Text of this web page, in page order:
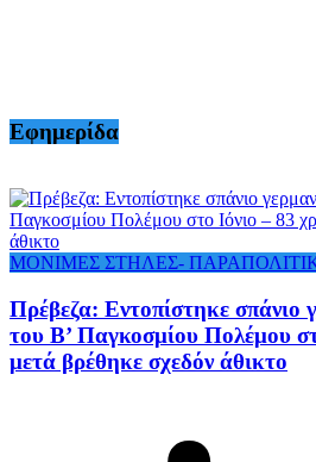
Εφημερίδα
ΜΟΝΙΜΕΣ ΣΤΗΛΕΣ-
Πρέβεζα: Εντοπίστηκε σπάνιο
του Β’ Παγκοσμίου Πολέμου
μετά βρέθηκε σχεδόν άθικτο